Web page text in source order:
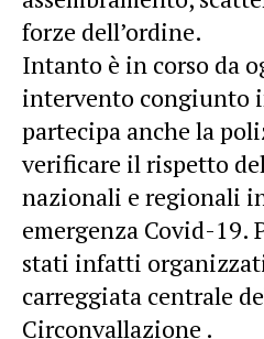
forze dell’ordine.
Intanto è in corso da
intervento congiunto
partecipa anche la
verificare il rispetto
nazionali e regionali
emergenza Covid-19.
stati infatti
carreggiata centrale
Circonvallazione .